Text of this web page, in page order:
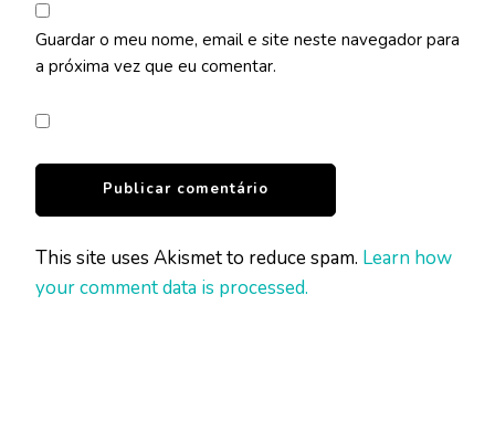
Guardar o meu nome, email e site neste navegador para
a próxima vez que eu comentar.
This site uses Akismet to reduce spam. Learn how
your comment data is processed.